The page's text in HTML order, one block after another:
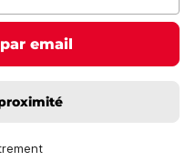
email